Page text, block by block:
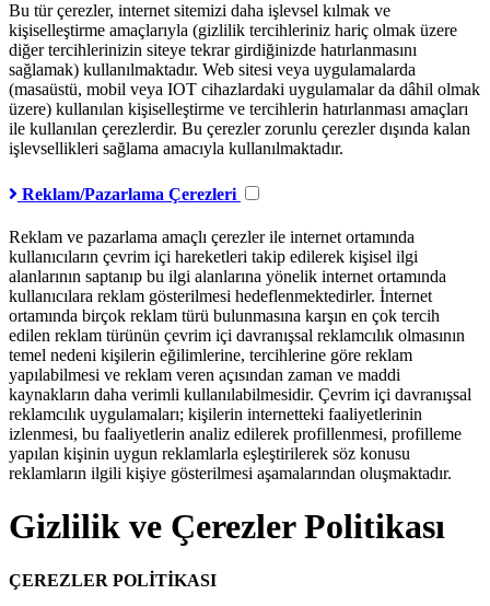
Bu tür çerezler, internet sitemizi daha işlevsel kılmak ve
kişiselleştirme amaçlarıyla (gizlilik tercihleriniz hariç olmak üzere
diğer tercihlerinizin siteye tekrar girdiğinizde hatırlanmasını
sağlamak) kullanılmaktadır. Web sitesi veya uygulamalarda
(masaüstü, mobil veya IOT cihazlardaki uygulamalar da dâhil olmak
üzere) kullanılan kişiselleştirme ve tercihlerin hatırlanması amaçları
ile kullanılan çerezlerdir. Bu çerezler zorunlu çerezler dışında kalan
işlevsellikleri sağlama amacıyla kullanılmaktadır.
Reklam/Pazarlama Çerezleri
Reklam ve pazarlama amaçlı çerezler ile internet ortamında
kullanıcıların çevrim içi hareketleri takip edilerek kişisel ilgi
alanlarının saptanıp bu ilgi alanlarına yönelik internet ortamında
kullanıcılara reklam gösterilmesi hedeflenmektedirler. İnternet
ortamında birçok reklam türü bulunmasına karşın en çok tercih
edilen reklam türünün çevrim içi davranışsal reklamcılık olmasının
temel nedeni kişilerin eğilimlerine, tercihlerine göre reklam
yapılabilmesi ve reklam veren açısından zaman ve maddi
kaynakların daha verimli kullanılabilmesidir. Çevrim içi davranışsal
reklamcılık uygulamaları; kişilerin internetteki faaliyetlerinin
izlenmesi, bu faaliyetlerin analiz edilerek profillenmesi, profilleme
yapılan kişinin uygun reklamlarla eşleştirilerek söz konusu
reklamların ilgili kişiye gösterilmesi aşamalarından oluşmaktadır.
Gizlilik ve Çerezler Politikası
ÇEREZLER POLİTİKASI